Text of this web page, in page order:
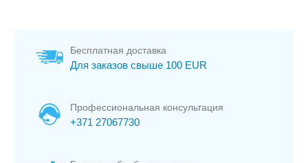
Бесплатная доставка
Для заказов свыше 100 EUR
Профессиональная консультация
+371 27067730